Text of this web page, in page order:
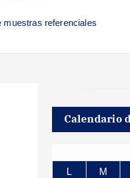
muestras referenciales
Calendario
L
M